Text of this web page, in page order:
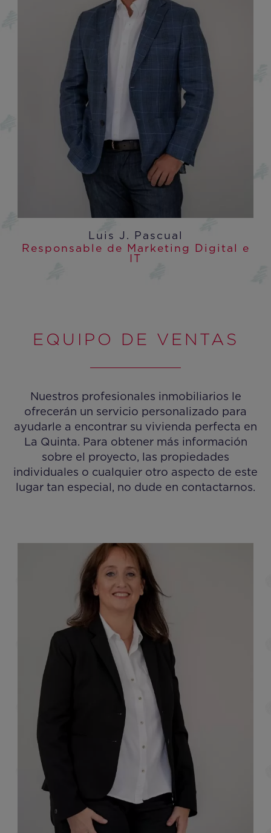
Luis J. Pascual
Responsable de Marketing Digital e
IT
EQUIPO DE VENTAS
Nuestros profesionales inmobiliarios le
ofrecerán un servicio personalizado para
ayudarle a encontrar su vivienda perfecta en
La Quinta. Para obtener más información
sobre el proyecto, las propiedades
individuales o cualquier otro aspecto de este
lugar tan especial, no dude en contactarnos.